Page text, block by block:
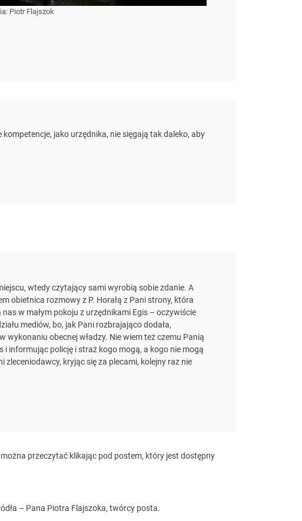
Piotr Flajszok
jako urzędnika, nie sięgają tak daleko, aby
wtedy czytający sami wyrobią sobie zdanie. A
obietnica rozmowy z P. Horałą z Pani strony, która
w małym pokoju z urzędnikami Egis – oczywiście
mediów, bo, jak Pani rozbrajająco dodała,
wykonaniu obecnej władzy. Nie wiem też czemu Panią
informując policję i straż kogo mogą, a kogo nie mogą
kryjąc się za plecami, kolejny raz nie
przeczytać klikając pod postem, który jest dostępny
– Pana Piotra Flajszoka, twórcy posta.